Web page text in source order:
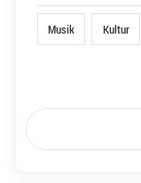
Musik Kultur